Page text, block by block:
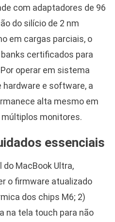
com adaptadores de 96
do silício de 2 nm
em cargas parciais, o
certificados para
operar em sistema
e software, a
alta mesmo em
monitores.
essenciais
do MacBook Ultra,
o firmware atualizado
dos chips M6; 2)
na tela touch para não